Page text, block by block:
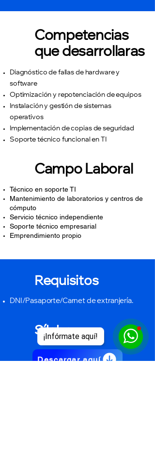
¡Infórmate aquí!
Competencias
que desarrollaras
Diagnóstico de fallas de hardware y
software
Optimización y repotenciación de equipos
Instalación y gestión de sistemas
operativos
Implementación de copias de seguridad
Soporte técnico funcional en TI
Campo Laboral
Técnico en soporte TI
Mantenimiento de laboratorios y centros de
cómputo
Servicio técnico independiente
Soporte técnico empresarial
Emprendimiento propio
Requisitos
DNI/Pasaporte/Carnet de extranjería.
Sílabo
Descargar aquí